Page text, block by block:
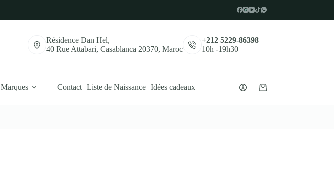
Résidence Dan Hel,
40 Rue Attabari, Casablanca 20370, Maroc
+212 5229-86398
10h -19h30
Marques Contact Liste de Naissance Idées cadeaux
Panier